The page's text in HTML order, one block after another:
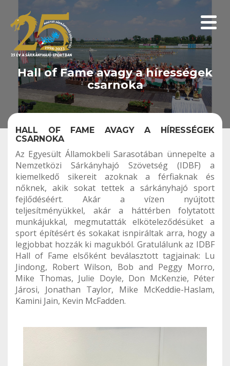
Hall of Fame avagy a hírességek
csarnoka
HALL OF FAME AVAGY A HÍRESSÉGEK
CSARNOKA
Az Egyesült Államokbeli Sarasotában ünnepelte a
Nemzetközi Sárkányhajó Szövetség (IDBF) a
kiemelkedő sikereit azoknak a férfiaknak és
nőknek, akik sokat tettek a sárkányhajó sport
fejlődéséért. Akár a vízen nyújtott
teljesítményükkel, akár a háttérben folytatott
munkájukkal, megmutatták elköteleződésüket a
sport építésért és sokakat isnpiráltak arra, hogy a
legjobbat hozzák ki magukból. Gratulálunk az IDBF
Hall of Fame elsőként beválasztott tagjainak: Lu
Jindong, Robert Wilson, Bob and Peggy Morro,
Mike Thomas, Julie Doyle, Don McKenzie, Péter
Járosi, Jonathan Taylor, Mike McKeddie-Haslam,
Kamini Jain, Kevin McFadden.